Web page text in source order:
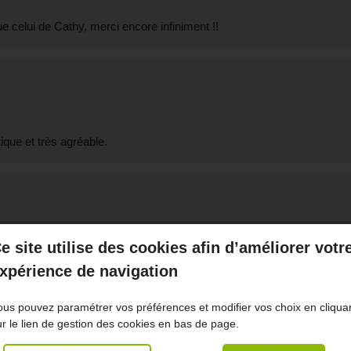
celui de Cathy, merci encore infiniment !!
et très agréable.
corps.
site utilise des cookies afin d’améliorer
de navigation
pouvez paramétrer vos préférences et modifier vos choix en
le lien de gestion des cookies en bas de page.